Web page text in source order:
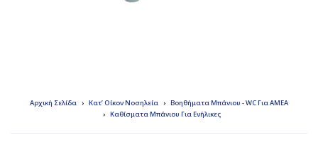
Αρχική Σελίδα Κατ’ Οίκον Νοσηλεία
Βοηθήματα Mπάνιου - WC Για ΑΜΕΑ
Καθίσματα Μπάνιου Για Ενήλικες